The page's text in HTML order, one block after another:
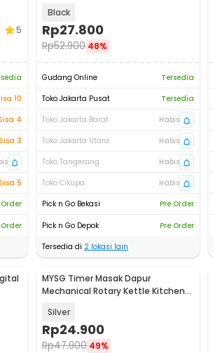
5
10
4
Sisa 3
Sisa 5
Black
Rp27.800
Rp52.900 48%
Gudang Online
Tersedia
Toko Jakarta Pusat
Tersedia
Toko Jakarta Barat
Habis
Toko Jakarta Utara
Habis
Toko Tangerang
Habis
Toko Cikupa
Habis
Pick n Go Bekasi
Pre Order
Pick n Go Depok
Pre Order
Tersedia di 2 lokasi lain
MYSG Timer Masak Dapur
Mechanical Rotary Kettle Kitchen
Silver
Rp24.900
Rp47.900 49%